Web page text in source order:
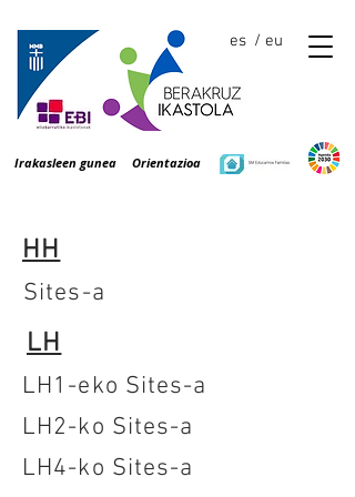
Irakasleen gunea Orientazioa
es / eu
HH
Sites-a
LH
LH1-eko Sites-a
LH2-ko Sites-a
LH4-ko Sites-a